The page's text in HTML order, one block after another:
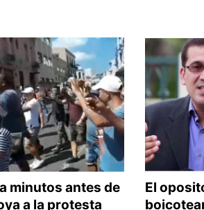
minutos antes de
a la protesta
El